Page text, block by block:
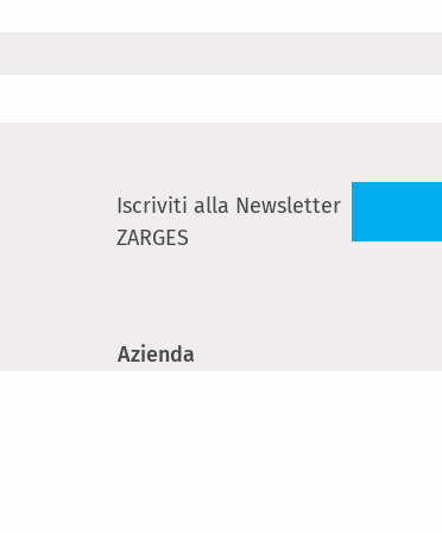
Iscriviti alla Newsletter
ZARGES
Azienda